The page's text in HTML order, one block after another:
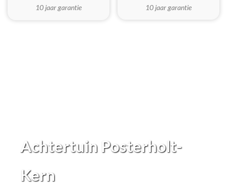
10 jaar garantie
10 jaar garantie
Achtertuin Posterholt-
Kern